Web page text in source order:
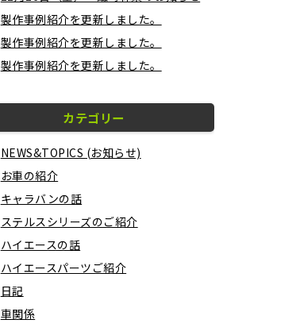
製作事例紹介を更新しました。
製作事例紹介を更新しました。
製作事例紹介を更新しました。
カテゴリー
NEWS&TOPICS (お知らせ)
お車の紹介
キャラバンの話
ステルスシリーズのご紹介
ハイエースの話
ハイエースパーツご紹介
日記
車関係